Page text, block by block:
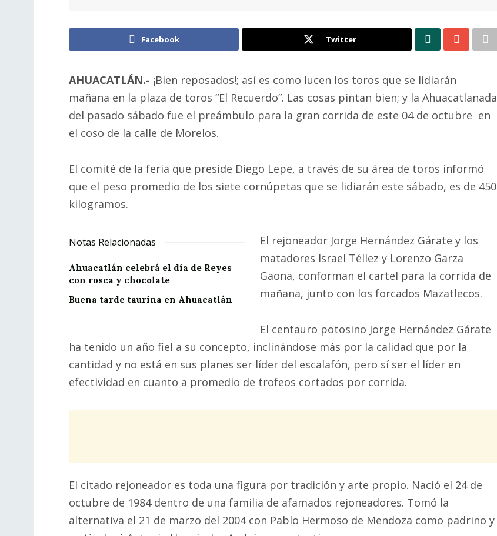
Facebook Twitter
AHUACATLÁN.- ¡Bien reposados!; así es como lucen los toros que se lidiarán
mañana en la plaza de toros “El Recuerdo”. Las cosas pintan bien; y la Ahuacatlanada
del pasado sábado fue el preámbulo para la gran corrida de este 04 de octubre en
el coso de la calle de Morelos.
El comité de la feria que preside Diego Lepe, a través de su área de toros informó
que el peso promedio de los siete cornúpetas que se lidiarán este sábado, es de 450
kilogramos.
Notas Relacionadas
Ahuacatlán celebrá el día de Reyes
con rosca y chocolate
Buena tarde taurina en Ahuacatlán
El rejoneador Jorge Hernández Gárate y los
matadores Israel Téllez y Lorenzo Garza
Gaona, conforman el cartel para la corrida de
mañana, junto con los forcados Mazatlecos.
El centauro potosino Jorge Hernández Gárate
ha tenido un año fiel a su concepto, inclinándose más por la calidad que por la
cantidad y no está en sus planes ser líder del escalafón, pero sí ser el líder en
efectividad en cuanto a promedio de trofeos cortados por corrida.
El citado rejoneador es toda una figura por tradición y arte propio. Nació el 24 de
octubre de 1984 dentro de una familia de afamados rejoneadores. Tomó la
alternativa el 21 de marzo del 2004 con Pablo Hermoso de Mendoza como padrino y